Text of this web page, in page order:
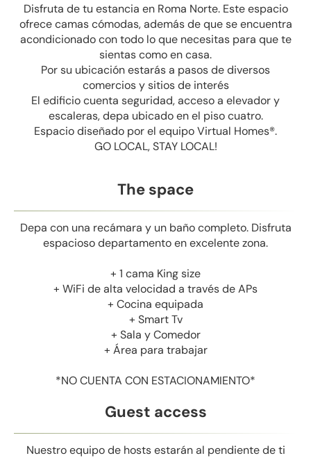
Disfruta de tu estancia en Roma Norte. Este espacio
ofrece camas cómodas, además de que se encuentra
acondicionado con todo lo que necesitas para que te
sientas como en casa.
Por su ubicación estarás a pasos de diversos
comercios y sitios de interés
El edificio cuenta seguridad, acceso a elevador y
escaleras, depa ubicado en el piso cuatro.
Espacio diseñado por el equipo Virtual Homes®.
GO LOCAL, STAY LOCAL!
The space
Depa con una recámara y un baño completo. Disfruta
espacioso departamento en excelente zona.
+ 1 cama King size
+ WiFi de alta velocidad a través de APs
+ Cocina equipada
+ Smart Tv
+ Sala y Comedor
+ Área para trabajar
*NO CUENTA CON ESTACIONAMIENTO*
Guest access
Nuestro equipo de hosts estarán al pendiente de ti